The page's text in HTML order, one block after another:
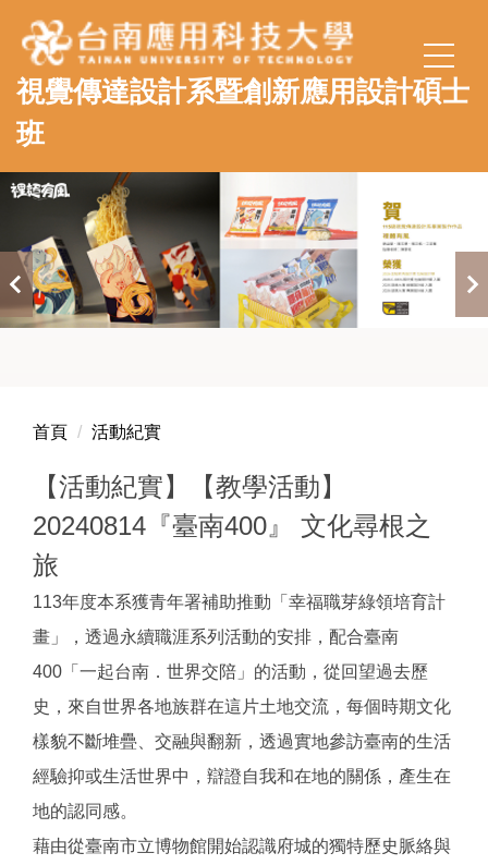
到
要
內
容
區
視覺傳達設計系暨創新應用設計碩士
班
首頁 活動紀實
【活動紀實】【教學活動】
20240814『臺南400』 文化尋根之
旅
113年度本系獲青年署補助推動「幸福職芽綠領培育計
畫」，透過永續職涯系列活動的安排，配合臺南
400「一起台南．世界交陪」的活動，從回望過去歷
史，來自世界各地族群在這片土地交流，每個時期文化
樣貌不斷堆疊、交融與翻新，透過實地參訪臺南的生活
經驗抑或生活世界中，辯證自我和在地的關係，產生在
地的認同感。
藉由從臺南市立博物館開始認識府城的獨特歷史脈絡與